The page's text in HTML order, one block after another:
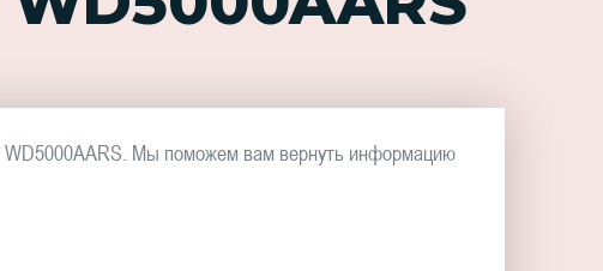
WD5000AARS. Мы поможем вам вернуть информацию